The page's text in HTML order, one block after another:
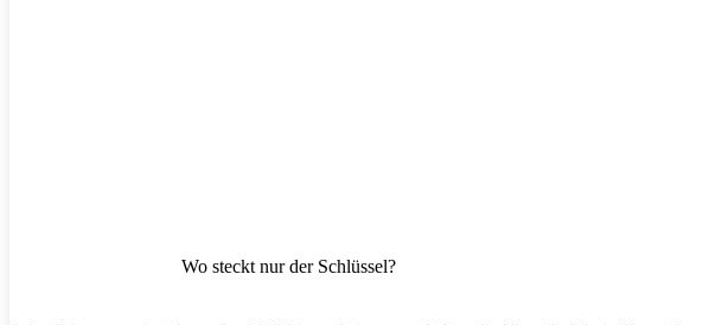
Wo steckt nur der Schlüssel?